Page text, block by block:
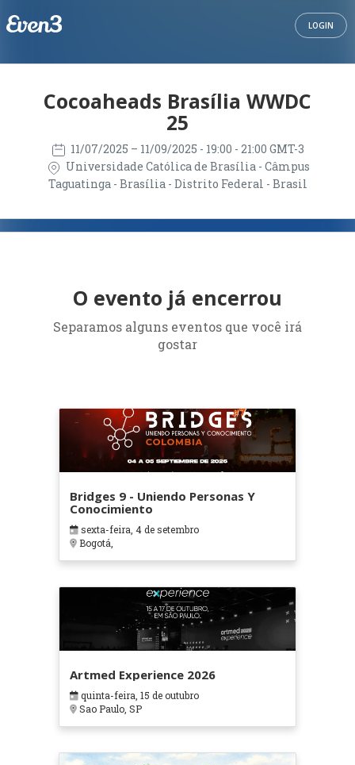
LOGIN
Cocoaheads Brasília WWDC
25
11/07/2025 – 11/09/2025 - 19:00 - 21:00 GMT-3
Universidade Católica de Brasília - Câmpus
Taguatinga - Brasília - Distrito Federal - Brasil
O evento já encerrou
Separamos alguns eventos que você irá
gostar
Bridges 9 - Uniendo Personas Y
Conocimiento
sexta-feira, 4 de setembro
Bogotá,
Artmed Experience 2026
quinta-feira, 15 de outubro
Sao Paulo, SP